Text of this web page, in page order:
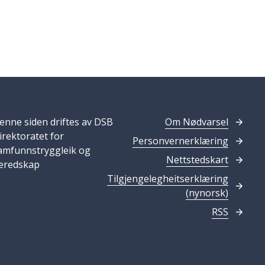
siden driftes av DSB
for
og
Om Nødvarsel
Personvernerklæring
Nettstedskart
Tilgjengelegheitserklæring
(nynorsk)
RSS